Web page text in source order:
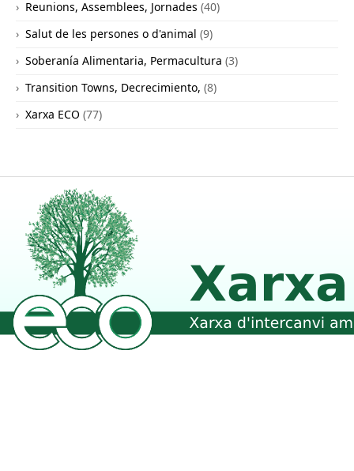
Reunions, Assemblees, Jornades (40)
Salut de les persones o d'animal (9)
Soberanía Alimentaria, Permacultura (3)
Transition Towns, Decrecimiento, (8)
Xarxa ECO (77)